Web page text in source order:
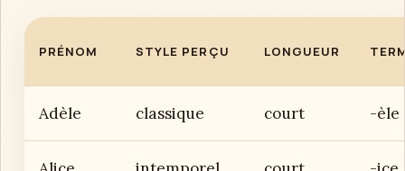
PRÉNOM STYLE PERÇU LONGUEUR
Adèle classique court -èle